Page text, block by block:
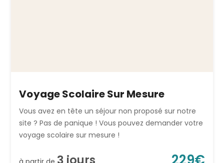
Voyage Scolaire Sur Mesure
Vous avez en tête un séjour non proposé sur notre
site ? Pas de panique ! Vous pouvez demander votre
voyage scolaire sur mesure !
3 jours